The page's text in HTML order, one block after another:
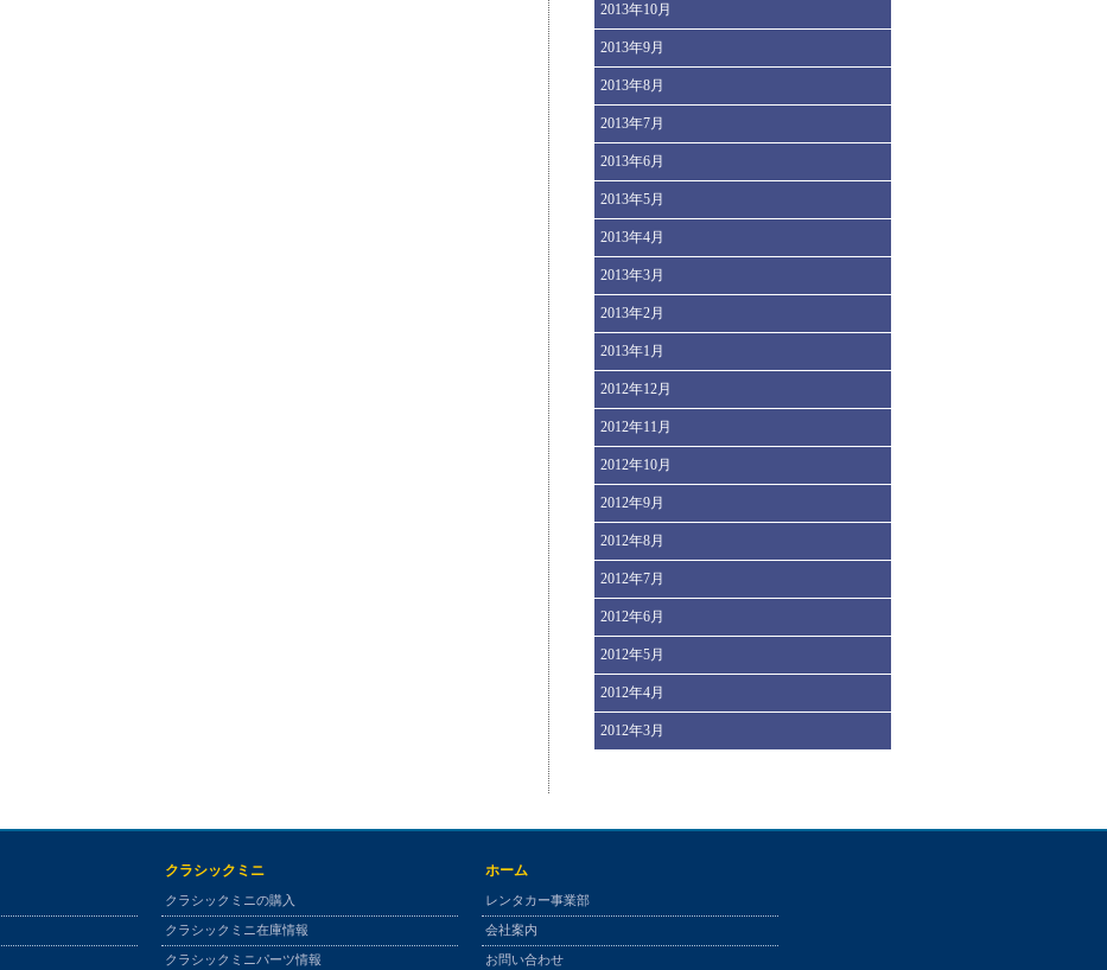
2013年10月
2013年9月
2013年8月
2013年7月
2013年6月
2013年5月
2013年4月
2013年3月
2013年2月
2013年1月
2012年12月
2012年11月
2012年10月
2012年9月
2012年8月
2012年7月
2012年6月
2012年5月
2012年4月
2012年3月
クラシックミニ
クラシックミニの購入
クラシックミニ在庫情報
クラシックミニパーツ情報
ホーム
レンタカー事業部
会社案内
お問い合わせ